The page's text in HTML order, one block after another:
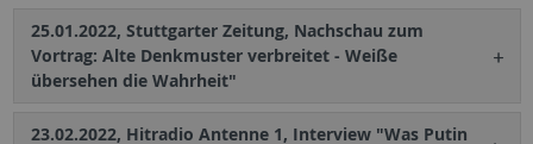
25.01.2022, Stuttgarter Zeitung, Nachschau zum
Vortrag: Alte Denkmuster verbreitet - Weiße
übersehen die Wahrheit"
23.02.2022, Hitradio Antenne 1, Interview "Was Putin